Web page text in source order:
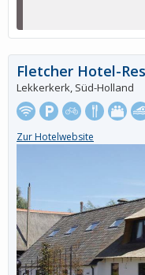
Fletcher Hotel-
Lekkerkerk, Süd-Holland
Zur Hotelwebsite